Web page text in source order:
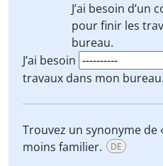
J’ai besoin d’un
pour finir les
bureau.
J’ai besoin
travaux dans mon bureau.
Trouvez un synonyme de
moins familier.
DE